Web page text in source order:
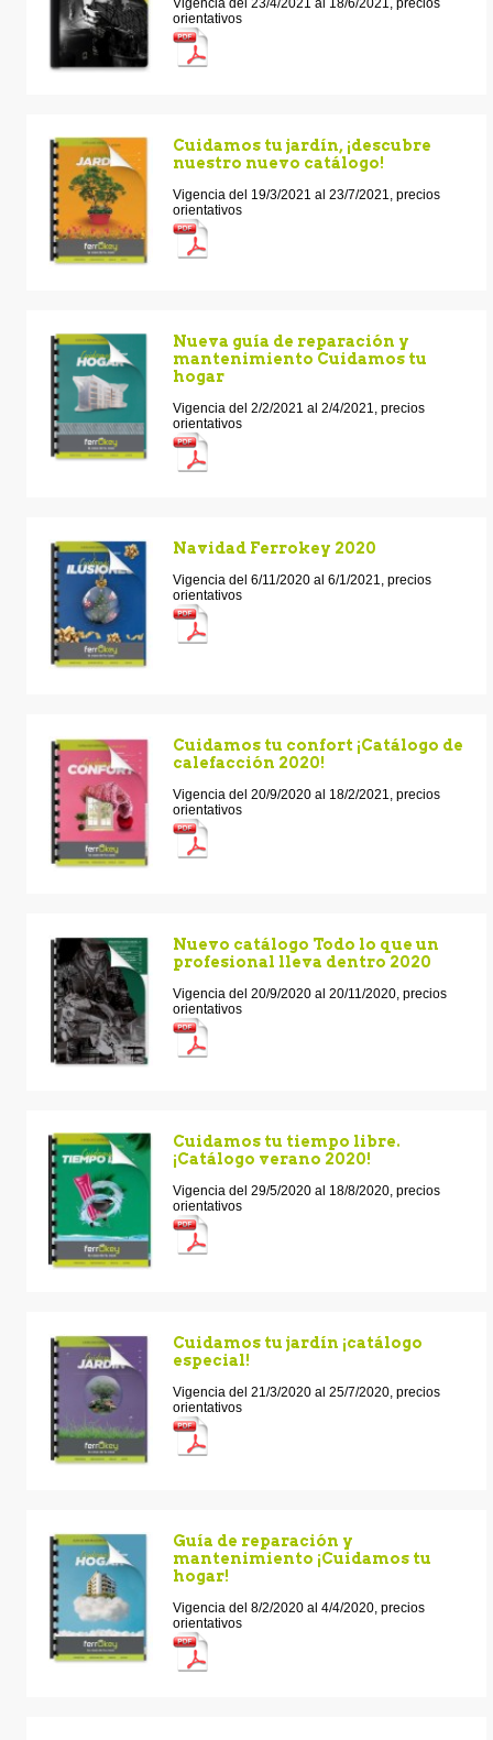
Vigencia del 23/4/2021 al 18/6/2021, precios
orientativos
Cuidamos tu jardín, ¡descubre
nuestro nuevo catálogo!
Vigencia del 19/3/2021 al 23/7/2021, precios
orientativos
Nueva guía de reparación y
mantenimiento Cuidamos tu
hogar
Vigencia del 2/2/2021 al 2/4/2021, precios
orientativos
Navidad Ferrokey 2020
Vigencia del 6/11/2020 al 6/1/2021, precios
orientativos
Cuidamos tu confort ¡Catálogo de
calefacción 2020!
Vigencia del 20/9/2020 al 18/2/2021, precios
orientativos
Nuevo catálogo Todo lo que un
profesional lleva dentro 2020
Vigencia del 20/9/2020 al 20/11/2020, precios
orientativos
Cuidamos tu tiempo libre.
¡Catálogo verano 2020!
Vigencia del 29/5/2020 al 18/8/2020, precios
orientativos
Cuidamos tu jardín ¡catálogo
especial!
Vigencia del 21/3/2020 al 25/7/2020, precios
orientativos
Guía de reparación y
mantenimiento ¡Cuidamos tu
hogar!
Vigencia del 8/2/2020 al 4/4/2020, precios
orientativos